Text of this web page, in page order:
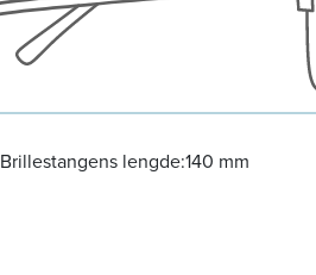
Brillestangens lengde:140 mm